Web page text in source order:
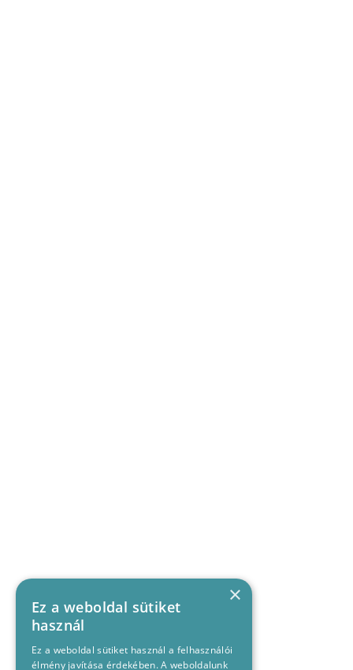
×
Ez a weboldal sütiket
használ
Ez a weboldal sütiket használ a felhasználói
élmény javítása érdekében. A weboldalunk